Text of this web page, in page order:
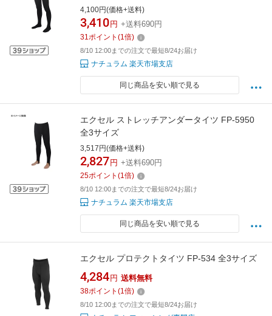
4,100円(価格+送料)
3,410 円 +送料690円
31ポイント (1倍)
8/10 12:00までの注文で最短8/24お届け
ナチュラム 楽天市場支店
同じ商品を安い順で見る
エクセル ストレッチアンダータイツ FP-5950
全3サイズ
3,517円(価格+送料)
2,827 円 +送料690円
25ポイント (1倍)
8/10 12:00までの注文で最短8/24お届け
ナチュラム 楽天市場支店
同じ商品を安い順で見る
エクセル プロテクトタイツ FP-534 全3サイズ
4,284 円 送料無料
38ポイント (1倍)
8/10 12:00までの注文で最短8/24お届け